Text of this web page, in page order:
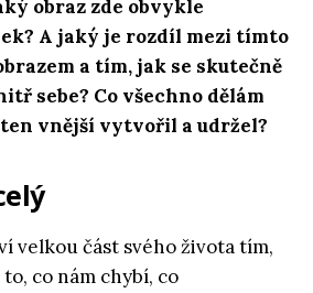
obraz zde obvykle
A jaký je rozdíl mezi tímto
a tím, jak se skutečně
sebe? Co všechno dělám
vnější vytvořil a udržel?
velkou část svého života tím,
co nám chybí, co